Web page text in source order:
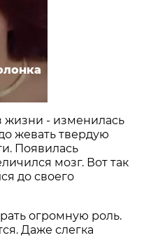
жизни - изменилась
жевать твердую
Появилась
мозг. Вот так
до своего
огромную роль.
Даже слегка